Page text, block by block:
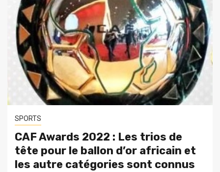
SPORTS
CAF Awards 2022 : Les trios de
tête pour le ballon d’or africain et
les autre catégories sont connus